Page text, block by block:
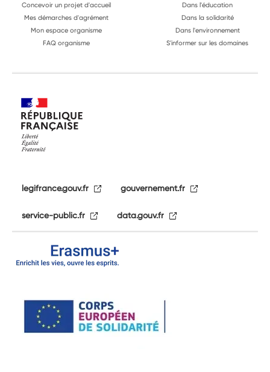
Concevoir un projet d'accueil
Mes démarches d'agrément
Mon espace organisme
FAQ organisme
Dans l'éducation
Dans la solidarité
Dans l'environnement
S'informer sur les domaines
legifrance.gouv.fr gouvernement.fr
service-public.fr data.gouv.fr